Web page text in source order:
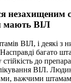
незахищеним
мають ВІЛ
ВІЛ, і деякі з
багато
до
ВІЛ.
важчими